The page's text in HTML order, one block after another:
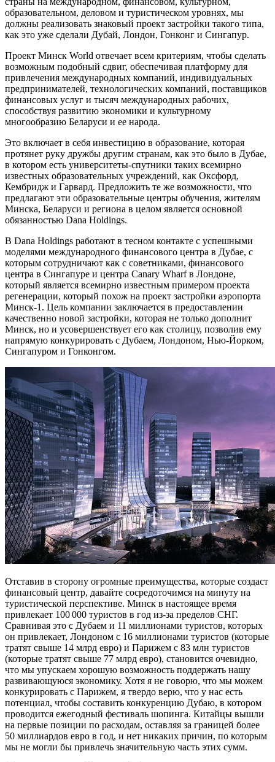
образовательном, деловом и туристическом уровнях, мы
должны реализовать знаковый проект застройки такого типа,
как это уже сделали Дубай, Лондон, Гонконг и Сингапур.
Проект Минск World отвечает всем критериям, чтобы сделать
возможным подобный сдвиг, обеспечивая платформу для
привлечения международных компаний, индивидуальных
предпринимателей, технологических компаний, поставщиков
финансовых услуг и тысяч международных рабочих,
способствуя развитию экономики и культурному
многообразию Беларуси и ее народа.
Это включает в себя инвестицию в образование, которая
протянет руку дружбы другим странам, как это было в Дубае,
в котором есть университеты-спутники таких всемирно
известных образовательных учреждений, как Оксфорд,
Кембридж и Гарвард. Предложить те же возможности, что
предлагают эти образовательные центры обучения, жителям
Минска, Беларуси и региона в целом является основной
обязанностью Dana Holdings.
В Dana Holdings работают в тесном контакте с успешными
моделями международного финансового центра в Дубае, с
которым сотрудничают как с советниками, финансового
центра в Сингапуре и центра Canary Wharf в Лондоне,
который является всемирно известным примером проекта
регенерации, который похож на проект застройки аэропорта
Минск-1. Цель компании заключается в предоставлении
качественно новой застройки, которая не только дополнит
Минск, но и усовершенствует его как столицу, позволив ему
напрямую конкурировать с Дубаем, Лондоном, Нью-Йорком,
Сингапуром и Гонконгом.
Отставив в сторону огромные преимущества, которые создаст
финансовый центр, давайте сосредоточимся на минуту на
туристической перспективе. Минск в настоящее время
привлекает 100 000 туристов в год из-за пределов СНГ.
Сравнивая это с Дубаем и 11 миллионами туристов, которых
он привлекает, Лондоном с 16 миллионами туристов (которые
тратят свыше 14 млрд евро) и Парижем с 83 млн туристов
(которые тратят свыше 77 млрд евро), становится очевидно,
что мы упускаем хорошую возможность поддержать нашу
развивающуюся экономику. Хотя я не говорю, что мы можем
конкурировать с Парижем, я твердо верю, что у нас есть
потенциал, чтобы составить конкуренцию Дубаю, в котором
проводится ежегодный фестиваль шопинга. Китайцы вышли
на первые позиции по расходам, оставляя за границей более
50 миллиардов евро в год, и нет никаких причин, по которым
мы не могли бы привлечь значительную часть этих сумм.